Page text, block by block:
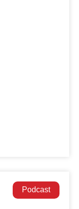
Podcast